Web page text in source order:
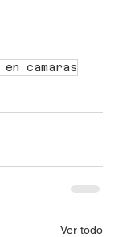
camaras
Ver todo